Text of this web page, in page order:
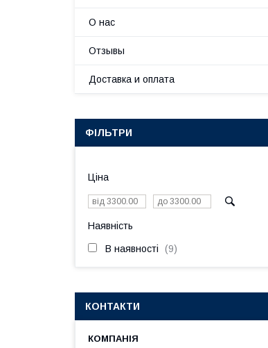
О нас
Отзывы
Доставка и оплата
ФІЛЬТРИ
Ціна
Наявність
В наявності 9
КОНТАКТИ